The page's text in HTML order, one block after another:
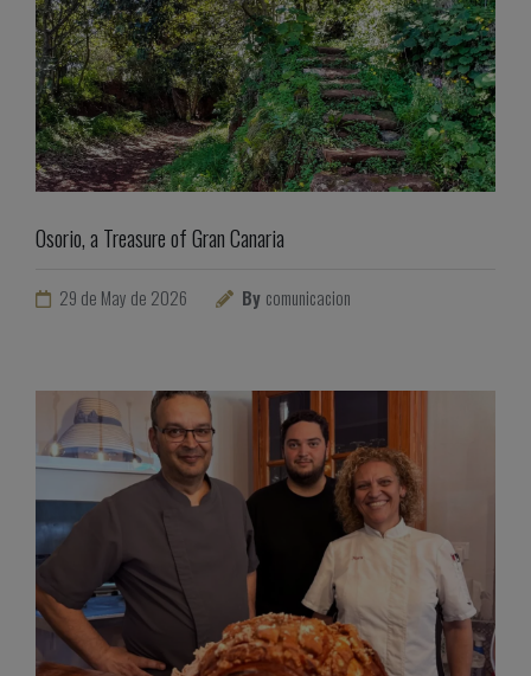
Osorio, a Treasure of Gran Canaria
29 de May de 2026 By comunicacion